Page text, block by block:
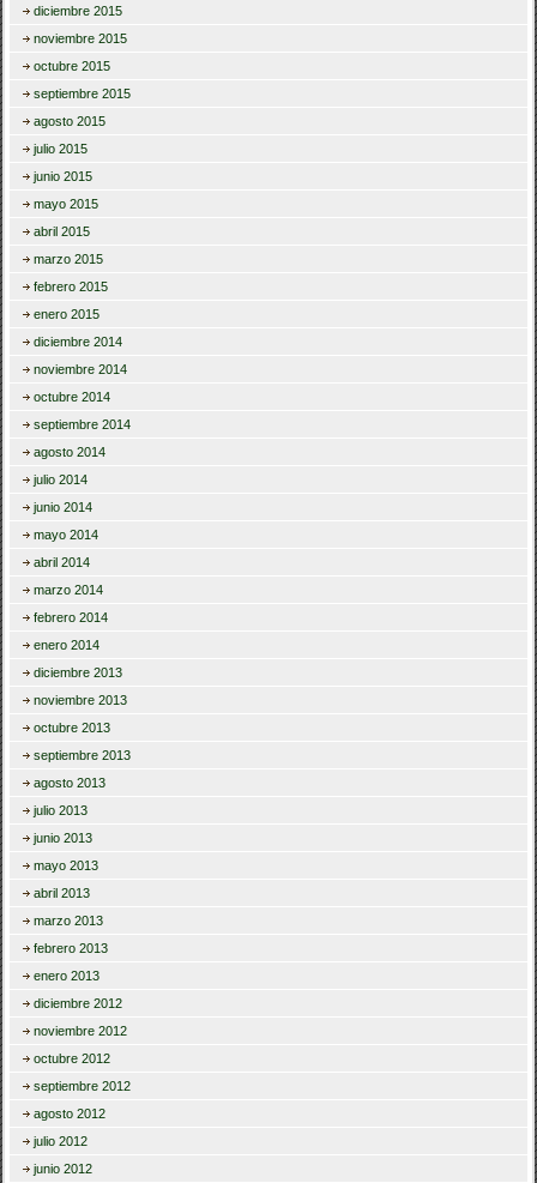
diciembre 2015
noviembre 2015
octubre 2015
septiembre 2015
agosto 2015
julio 2015
junio 2015
mayo 2015
abril 2015
marzo 2015
febrero 2015
enero 2015
diciembre 2014
noviembre 2014
octubre 2014
septiembre 2014
agosto 2014
julio 2014
junio 2014
mayo 2014
abril 2014
marzo 2014
febrero 2014
enero 2014
diciembre 2013
noviembre 2013
octubre 2013
septiembre 2013
agosto 2013
julio 2013
junio 2013
mayo 2013
abril 2013
marzo 2013
febrero 2013
enero 2013
diciembre 2012
noviembre 2012
octubre 2012
septiembre 2012
agosto 2012
julio 2012
junio 2012